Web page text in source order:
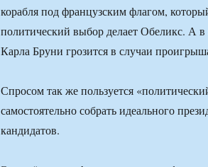
корабля под французским флагом,
политический выбор делает Обеликс. А
Карла Бруни грозится в случаи
Спросом так же пользуется
самостоятельно собрать идеального
кандидатов.